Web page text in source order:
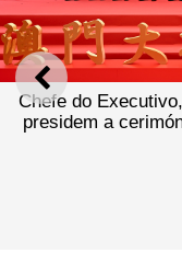
ANTERIOR
Chefe do
presidem a